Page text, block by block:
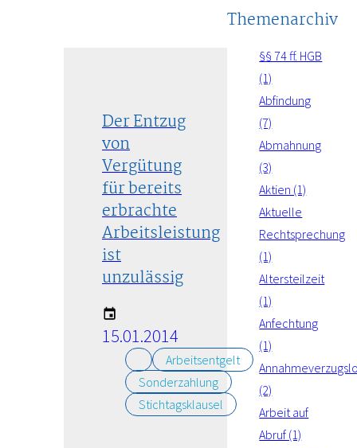
Der Entzug
von
Vergütung
für bereits
erbrachte
Arbeitsleistung
ist
unzulässig
15.01.2014
Arbeitsentgelt
Sonderzahlung
Stichtagsklausel
Themenarchiv
§§ 74 ff. HGB
(1)
Abfindung
(7)
Abmahnung
(3)
Aktien (1)
Aktuelle
Rechtsprechung
(1)
Altersteilzeit
(1)
Anfechtung
(1)
(2)
Arbeit auf
Abruf (1)